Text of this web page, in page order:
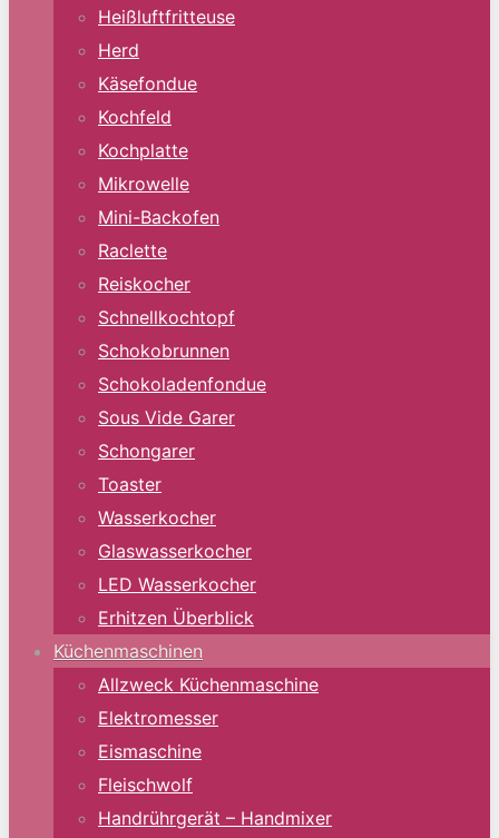
Heißluftfritteuse
Herd
Käsefondue
Kochfeld
Kochplatte
Mikrowelle
Mini-Backofen
Raclette
Reiskocher
Schnellkochtopf
Schokobrunnen
Schokoladenfondue
Sous Vide Garer
Schongarer
Toaster
Wasserkocher
Glaswasserkocher
LED Wasserkocher
Erhitzen Überblick
Küchenmaschinen
Allzweck Küchenmaschine
Elektromesser
Eismaschine
Fleischwolf
Handrührgerät – Handmixer